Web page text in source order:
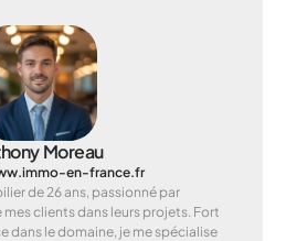
Moreau
en-france.fr
de 26 ans, passionné par
clients dans leurs projets. Fort
dans le domaine, je me spécialise